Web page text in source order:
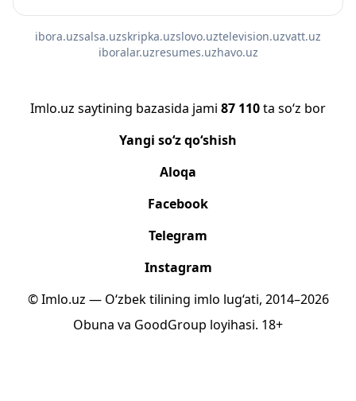
ibora.uzsalsa.uzskripka.uzslovo.uztelevision.uzvatt.uz
iboralar.uzresumes.uzhavo.uz
Imlo.uz saytining bazasida jami 87 110ta so‘z bor
Yangi so‘z qo‘shish
Aloqa
Facebook
Telegram
Instagram
© Imlo.uz — O‘zbek tilining imlo lug‘ati, 2014–2026
Obuna va GoodGroup loyihasi. 18+